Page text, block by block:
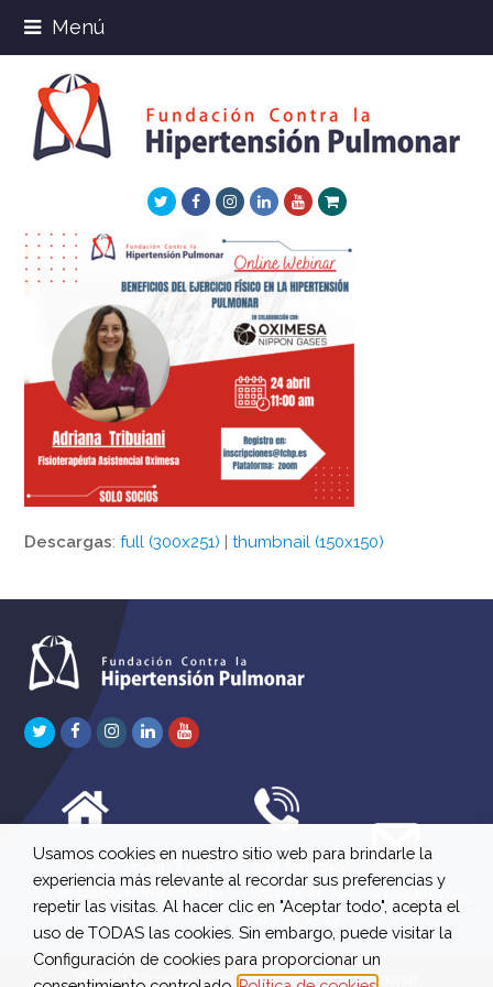
Menú
TwitterFacebookInstagram
LinkedInYoutube
Xing
Descargas:full (300x251) |thumbnail (150x150)
TwitterFacebook
Instagram
LinkedInYoutube
C/ Río Jordán 7 bajo
A 28981 Parla Madrid
647 630 515
661 73 42 04
613 22 15 27
info@fchp.es
© 2026 Fundación Contra la Hipertensión Pulmonar
Usamos cookies en nuestro sitio web para brindarle la
experiencia más relevante al recordar sus preferencias y
repetir las visitas. Al hacer clic en "Aceptar todo", acepta el
uso de TODAS las cookies. Sin embargo, puede visitar la
Configuración de cookies para proporcionar un